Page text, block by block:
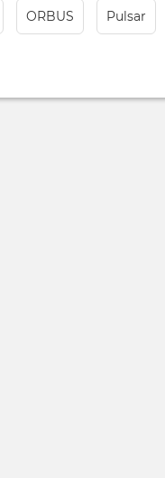
ORBUS Pulsar